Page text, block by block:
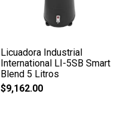
Licuadora Industrial
International LI-5SB Smart
Blend 5 Litros
$9,162.00